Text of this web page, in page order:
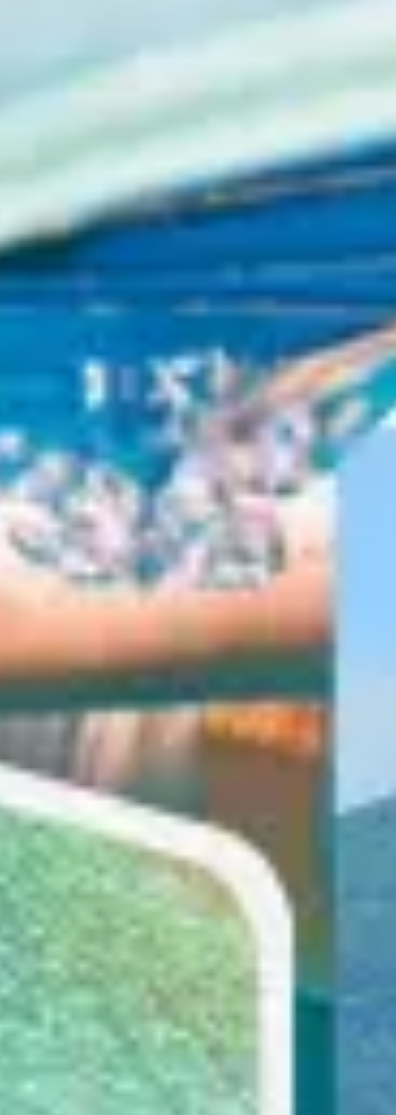
Vé tham quan Vé máy bay
Dịch vụ
Tàu hỏa
Xe sân bay
Thuê xe có tài xế
riêng
Lưu trú
Khách sạn
Cẩm nang du lịch
Kinh Nghiệm
Cẩm Nang